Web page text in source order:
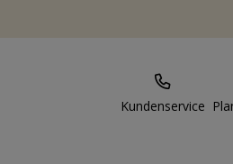
Kundenservice